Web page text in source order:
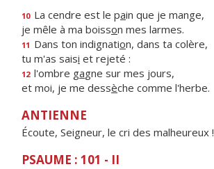
10 La cendre est le pain que je mange,
je mêle à ma boisson mes larmes.
11 Dans ton indignation, dans ta colère,
tu m'as saisi et rejeté :
12 l'ombre gagne sur mes jours,
et moi, je me dessèche comme l'herbe.
ANTIENNE
Écoute, Seigneur, le cri des malheureux !
PSAUME : 101 - II